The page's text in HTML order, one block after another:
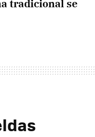
tradicional se